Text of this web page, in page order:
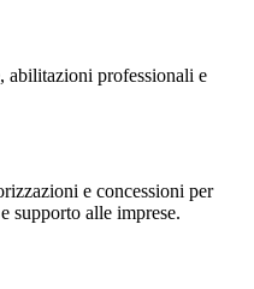
abilitazioni professionali e
e concessioni per
supporto alle imprese.